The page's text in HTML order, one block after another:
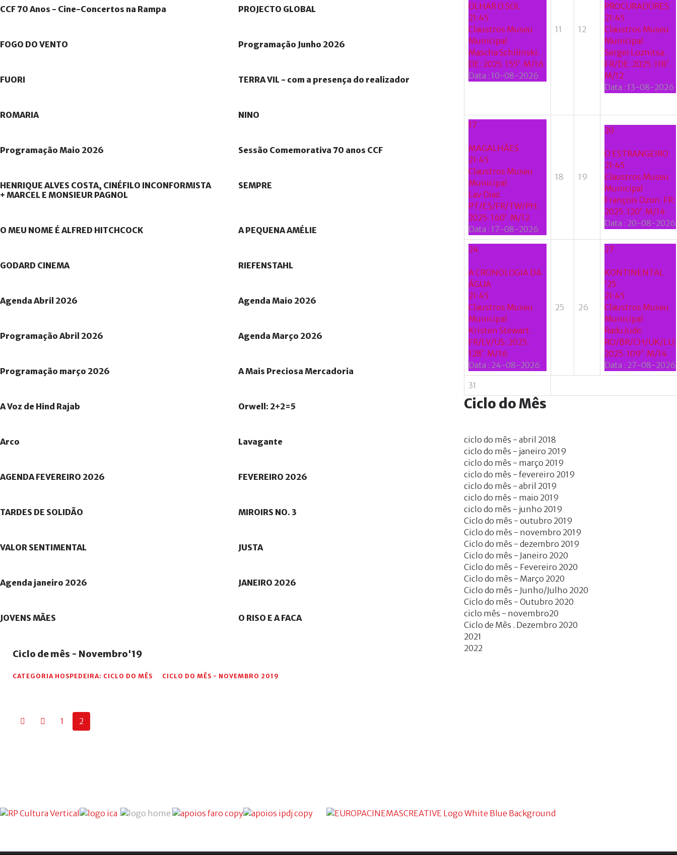
CCF 70 Anos - Cine-Concertos na Rampa PROJECTO GLOBAL
FOGO DO VENTO Programação Junho 2026
FUORI TERRAVIL - com a presença do realizador
ROMARIA NINO
Programação Maio 2026 Sessão Comemorativa 70 anos CCF
HENRIQUE ALVES COSTA, CINÉFILO INCONFORMISTA
+ MARCEL E MONSIEUR PAGNOL
SEMPRE
O MEU NOME É ALFRED HITCHCOCK A PEQUENAAMÉLIE
GODARD CINEMA RIEFENSTAHL
Agenda Abril 2026 Agenda Maio 2026
Programação Abril 2026 Agenda Março 2026
Programação março 2026 AMais Preciosa Mercadoria
AVoz de Hind Rajab Orwell: 2+2=5
Arco Lavagante
AGENDA FEVEREIRO 2026 FEVEREIRO 2026
TARDES DE SOLIDÃO MIROIRS NO. 3
VALOR SENTIMENTAL JUSTA
Agenda janeiro 2026 JANEIRO 2026
JOVENS MÃES O RISO E A FACA
Ciclo demês - Novembro'19
CATEGORIA HOSPEDEIRA: CICLO DO MÊS CICLO DO MÊS - NOVEMBRO 2019
1 2
OLHAR O SOL
21:45
Claustros Museu
Municipal
Mascha Schilinski.
DE: 2025. 155’. M/16
Data : 10-08-2026
11 12
PROCURADORES
21:45
Claustros Museu
Municipal
Sergei Loznitsa.
FR/DE: 2025. 118’.
M/12
Data : 13-08-2026
17
MAGALHÃES
21:45
Claustros Museu
Municipal
Lav Diaz.
PT/ES/FR/TW/PH:
2025. 160’. M/12
Data : 17-08-2026
18 19
20
O ESTRANGEIRO
21:45
Claustros Museu
Municipal
François Ozon. FR:
2025. 120’. M/14
Data : 20-08-2026
24
A CRONOLOGIA DA
ÁGUA
21:45
Claustros Museu
Municipal
Kristen Stewart.
FR/LV/US: 2025.
128’. M/16
Data : 24-08-2026
25 26
27
KONTINENTAL
'25
21:45
Claustros Museu
Municipal
Radu Jude.
RO/BR/CH/UK/LU:
2025. 109’. M/14
Data : 27-08-2026
31
Ciclo doMês
ciclo do mês - abril 2018
ciclo do mês - janeiro 2019
ciclo do mês - março 2019
ciclo do mês - fevereiro 2019
ciclo do mês - abril 2019
ciclo do mês - maio 2019
ciclo do mês - junho 2019
Ciclo do mês - outubro 2019
Ciclo do mês - novembro 2019
Ciclo do mês - dezembro 2019
Ciclo do mês - Janeiro 2020
Ciclo do mês - Fevereiro 2020
Ciclo do mês - Março 2020
Ciclo do mês - Junho/Julho 2020
Ciclo do mês - Outubro 2020
ciclo mês - novembro20
Ciclo de Mês . Dezembro 2020
2021
2022
+